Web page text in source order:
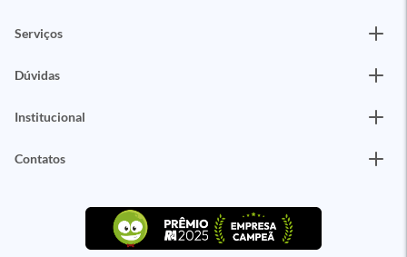
Serviços
Dúvidas
Institucional
Contatos